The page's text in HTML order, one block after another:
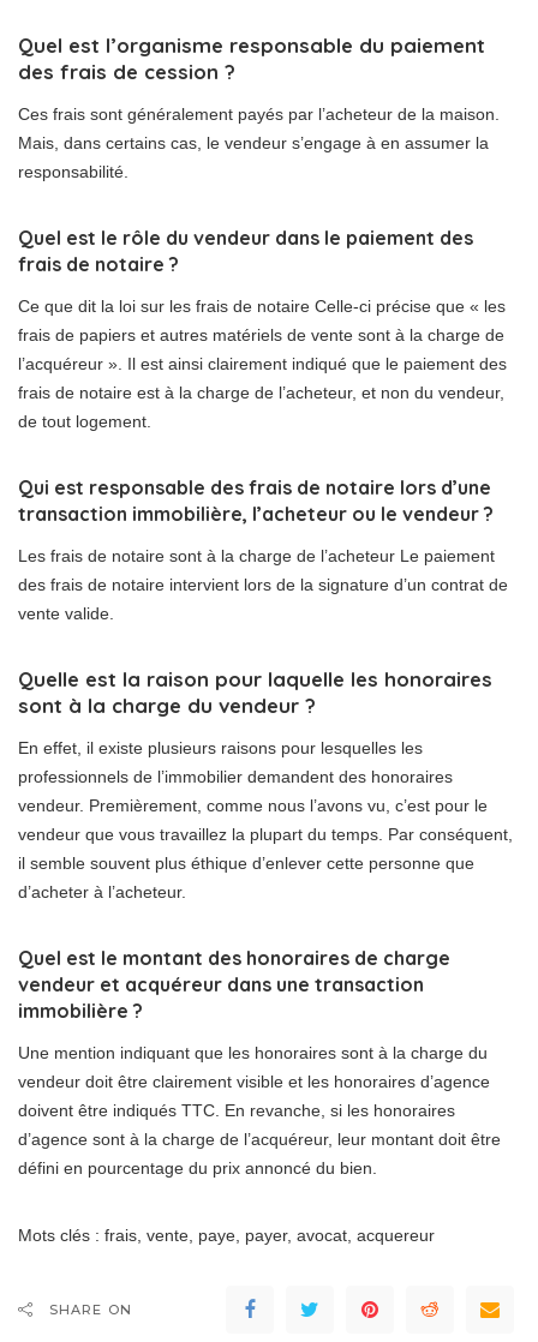
Quel est l’organisme responsable du paiement
des frais de cession ?
Ces frais sont généralement payés par l’acheteur de la maison.
Mais, dans certains cas, le vendeur s’engage à en assumer la
responsabilité.
Quel est le rôle du vendeur dans le paiement des
frais de notaire ?
Ce que dit la loi sur les frais de notaire Celle-ci précise que « les
frais de papiers et autres matériels de vente sont à la charge de
l’acquéreur ». Il est ainsi clairement indiqué que le paiement des
frais de notaire est à la charge de l’acheteur, et non du vendeur,
de tout logement.
Qui est responsable des frais de notaire lors d’une
transaction immobilière, l’acheteur ou le vendeur ?
Les frais de notaire sont à la charge de l’acheteur Le paiement
des frais de notaire intervient lors de la signature d’un contrat de
vente valide.
Quelle est la raison pour laquelle les honoraires
sont à la charge du vendeur ?
En effet, il existe plusieurs raisons pour lesquelles les
professionnels de l’immobilier demandent des honoraires
vendeur. Premièrement, comme nous l’avons vu, c’est pour le
vendeur que vous travaillez la plupart du temps. Par conséquent,
il semble souvent plus éthique d’enlever cette personne que
d’acheter à l’acheteur.
Quel est le montant des honoraires de charge
vendeur et acquéreur dans une transaction
immobilière ?
Une mention indiquant que les honoraires sont à la charge du
vendeur doit être clairement visible et les honoraires d’agence
doivent être indiqués TTC. En revanche, si les honoraires
d’agence sont à la charge de l’acquéreur, leur montant doit être
défini en pourcentage du prix annoncé du bien.
Mots clés : frais, vente, paye, payer, avocat, acquereur
SHARE ON